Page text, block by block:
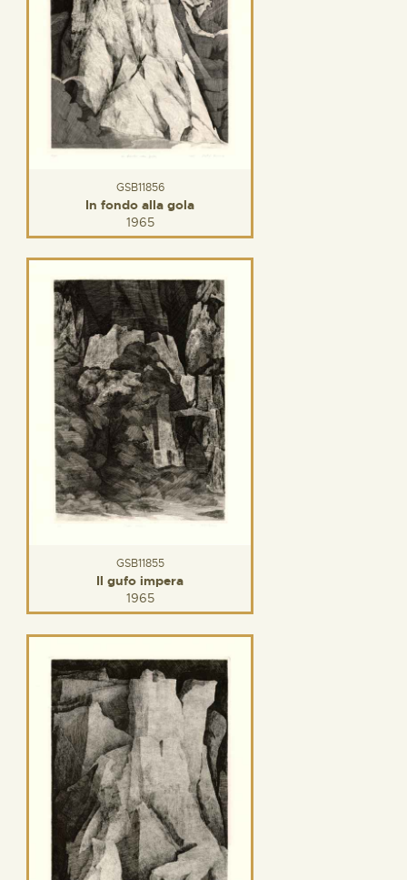
GSB11856
In fondo alla gola
1965
GSB11855
Il gufo impera
1965